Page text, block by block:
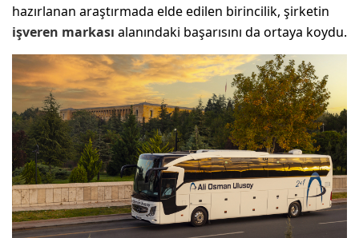
hazırlanan araştırmada elde edilen birincilik, şirketin
işveren markası alanındaki başarısını da ortaya koydu.